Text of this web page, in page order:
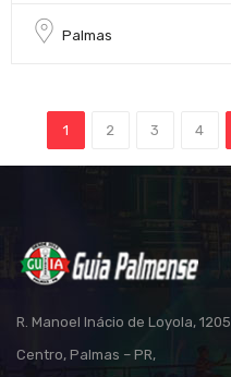
Palmas
1 2 3 4
R. Manoel Inácio de Loyola, 1205
Centro, Palmas – PR,